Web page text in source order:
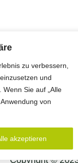
zu verbessern,
und
Sie auf „Alle
von
akzeptieren
Copyright ©